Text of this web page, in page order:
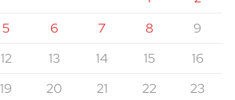
5 6 7 8
9
12 13 14 15
16
19 20 21 22
23